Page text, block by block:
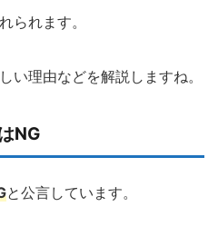
られます。
い理由などを解説しますね。
NG
と公言しています。